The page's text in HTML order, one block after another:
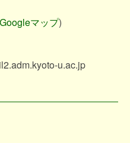
Googleマップ)
u.ac.jp